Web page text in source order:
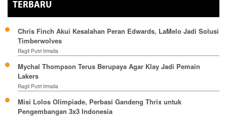
TERBARU
Chris Finch Akui Kesalahan Peran Edwards, LaMelo Jadi Solusi
Timberwolves
Ragil Putri Irmalia
Mychal Thompson Terus Berupaya Agar Klay Jadi Pemain
Lakers
Ragil Putri Irmalia
Misi Lolos Olimpiade, Perbasi Gandeng Thrix untuk
Pengembangan 3x3 Indonesia